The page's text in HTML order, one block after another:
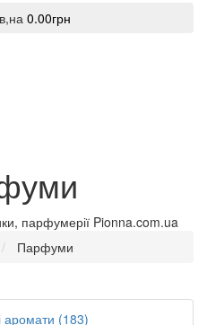
на 0.00грн
Парфуми
аромати (183)